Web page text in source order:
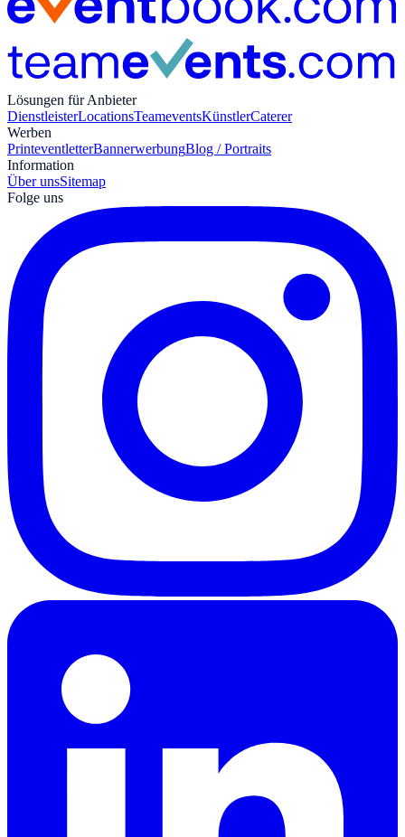
Lösungen für Anbieter
DienstleisterLocationsTeameventsKünstlerCaterer
Werben
PrinteventletterBannerwerbungBlog / Portraits
Information
Über unsSitemap
Folge uns